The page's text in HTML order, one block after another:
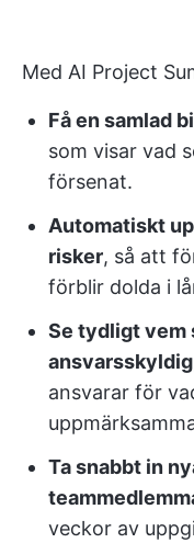
Med AI Project
Få en samlad
som visar vad
försenat.
Automatiskt
risker, så att
förblir dolda i
Se tydligt vem
ansvarsskyldig
ansvarar för
Ta snabbt in
veckor av